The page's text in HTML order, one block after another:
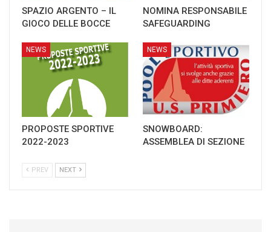
SPAZIO ARGENTO – IL
GIOCO DELLE BOCCE
NOMINA RESPONSABILE
SAFEGUARDING
NEWS
PROPOSTE SPORTIVE
2022-2023
NEWS
SNOWBOARD:
ASSEMBLEA DI SEZIONE
PREV NEXT